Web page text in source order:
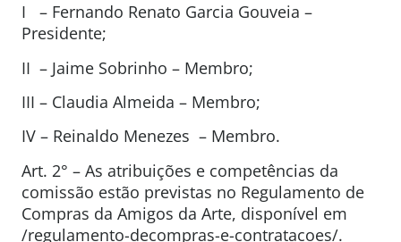
I – Fernando Renato Garcia Gouveia –
Presidente;
II – Jaime Sobrinho – Membro;
III – Claudia Almeida – Membro;
IV – Reinaldo Menezes – Membro.
Art. 2° – As atribuições e competências da
comissão estão previstas no Regulamento de
Compras da Amigos da Arte, disponível em
/regulamento-decompras-e-contratacoes/.